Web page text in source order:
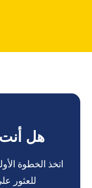
هل
اتخذ الخطوة
للعثور